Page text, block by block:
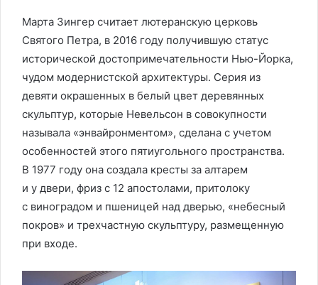
Марта Зингер считает лютеранскую церковь
Святого Петра, в 2016 году получившую статус
исторической достопримечательности Нью-Йорка,
чудом модернистской архитектуры. Серия из
девяти окрашенных в белый цвет деревянных
скульптур, которые Невельсон в совокупности
называла «энвайронментом», сделана с учетом
особенностей этого пятиугольного пространства.
В 1977 году она создала кресты за алтарем
и у двери, фриз с 12 апостолами, притолоку
с виноградом и пшеницей над дверью, «небесный
покров» и трехчастную скульп­туру, размещенную
при входе.